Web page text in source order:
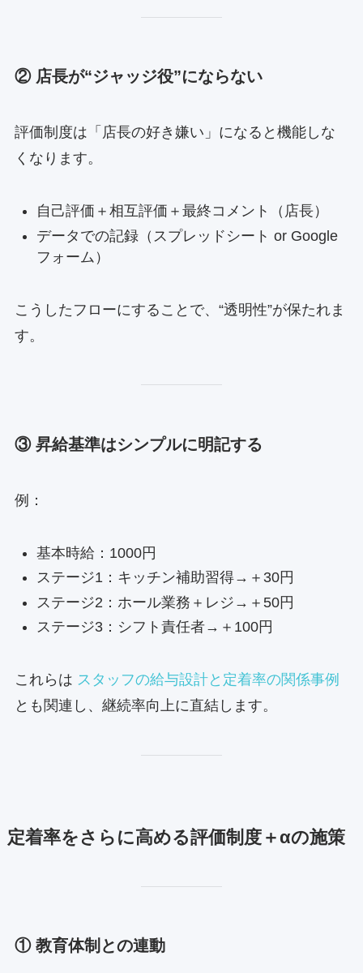
② 店長が“ジャッジ役”にならない
評価制度は「店長の好き嫌い」になると機能しな
くなります。
自己評価＋相互評価＋最終コメント（店長）
データでの記録（スプレッドシート or Google
フォーム）
こうしたフローにすることで、“透明性”が保たれま
す。
③ 昇給基準はシンプルに明記する
例：
基本時給：1000円
ステージ1：キッチン補助習得→＋30円
ステージ2：ホール業務＋レジ→＋50円
ステージ3：シフト責任者→＋100円
これらは スタッフの給与設計と定着率の関係事例
とも関連し、継続率向上に直結します。
定着率をさらに高める評価制度＋αの施策
① 教育体制との連動